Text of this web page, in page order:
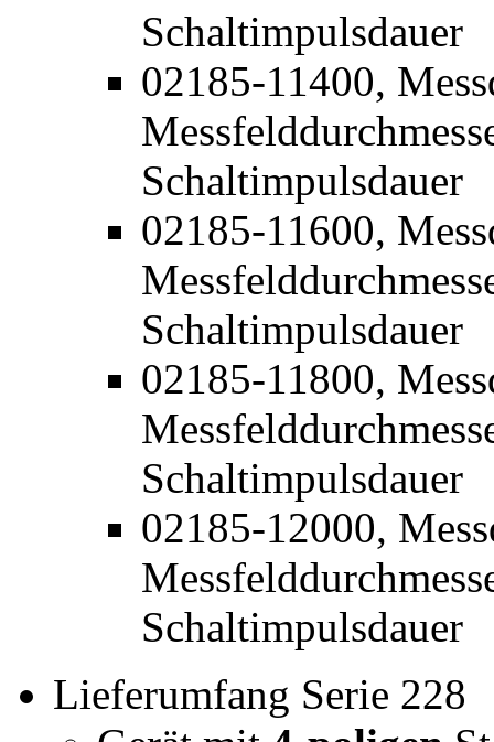
Schaltimpulsdauer
02185-11400,
Schaltimpulsdauer
02185-11600,
Schaltimpulsdauer
02185-11800,
Schaltimpulsdauer
02185-12000,
Schaltimpulsdauer
Lieferumfang Serie 228